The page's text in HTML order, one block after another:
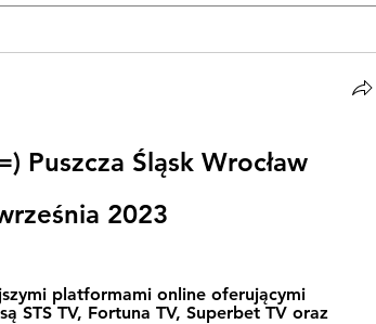
Puszcza Śląsk Wrocław
2023
platformami online oferującymi
STS TV, Fortuna TV, Superbet TV oraz